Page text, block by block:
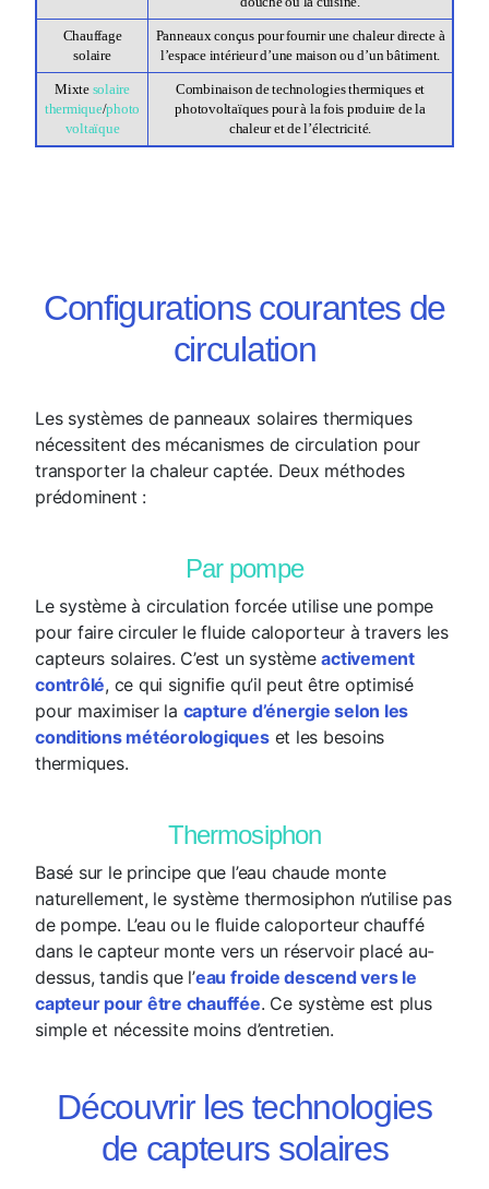
Chauffage
solaire
Panneaux conçus pour fournir une chaleur directe à
l’espace intérieur d’une maison ou d’un bâtiment.
Mixte solaire
thermique/photo
voltaïque
Combinaison de technologies thermiques et
photovoltaïques pour à la fois produire de la
chaleur et de l’électricité.
Configurations courantes de
circulation
Les systèmes de panneaux solaires thermiques
nécessitent des mécanismes de circulation pour
transporter la chaleur captée. Deux méthodes
prédominent :
Par pompe
Le système à circulation forcée utilise une pompe
pour faire circuler le fluide caloporteur à travers les
capteurs solaires. C’est un systèmeactivement
contrôlé, ce qui signifie qu’il peut être optimisé
pour maximiser la capture d’énergie selon les
conditions météorologiqueset les besoins
thermiques.
Thermosiphon
Basé sur le principe que l’eau chaude monte
naturellement, le système thermosiphon n’utilise pas
de pompe. L’eau ou le fluide caloporteur chauffé
dans le capteur monte vers un réservoir placé au-
dessus, tandis que l’eau froide descend vers le
capteur pour être chauffée. Ce système est plus
simple et nécessite moins d’entretien.
Découvrir les technologies
de capteurs solaires